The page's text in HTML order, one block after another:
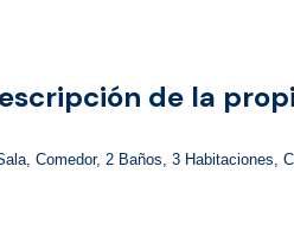
de la
Comedor, 2 Baños, 3 Habitaciones,